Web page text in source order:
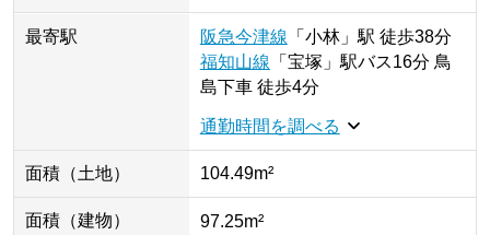
最寄駅 阪急今津線 「 小林」 駅 徒歩38分
福知山線 「 宝塚 」 駅バス16分 鳥
島下車 徒歩4分
通勤時間を調べる
面積（土地） 104.49m²
面積（建物） 97.25m²